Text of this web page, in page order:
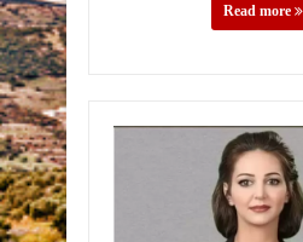
Read more